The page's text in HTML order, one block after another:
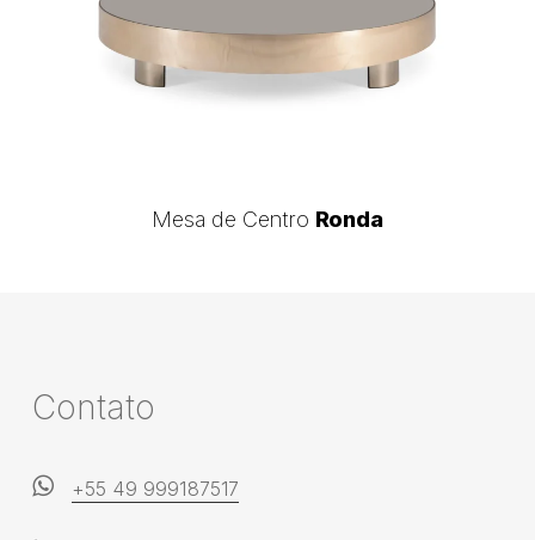
de
Mesa de Centro Ronda
Contato
+55 49 999187517